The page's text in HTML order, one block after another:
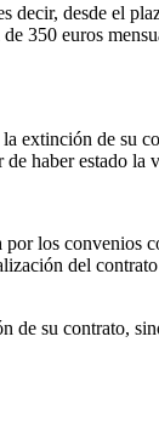
desde el
350 euros
extinción de su
haber estado la
los convenios
del
su contrato,